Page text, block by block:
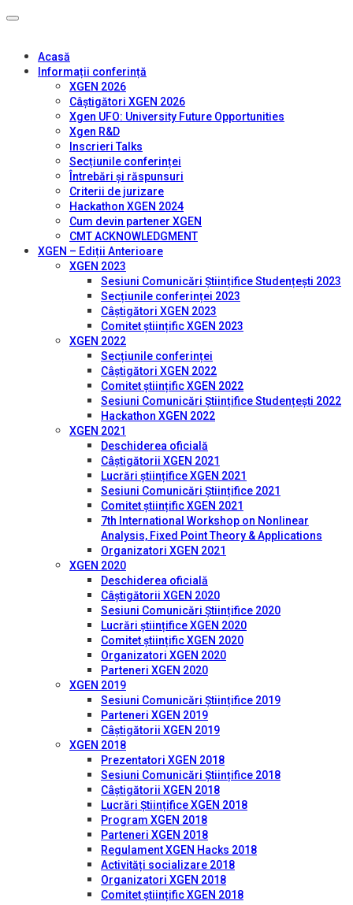
Acasă
Informații conferință
XGEN 2026
Câștigători XGEN 2026
Xgen UFO: University Future Opportunities
Xgen R&D
Inscrieri Talks
Secțiunile conferinței
Întrebări și răspunsuri
Criterii de jurizare
Hackathon XGEN 2024
Cum devin partener XGEN
CMT ACKNOWLEDGMENT
XGEN – Ediții Anterioare
XGEN 2023
Sesiuni Comunicări Științifice Studențești 2023
Secțiunile conferinței 2023
Câștigători XGEN 2023
Comitet științific XGEN 2023
XGEN 2022
Secțiunile conferinței
Câștigători XGEN 2022
Comitet științific XGEN 2022
Sesiuni Comunicări Științifice Studențești 2022
Hackathon XGEN 2022
XGEN 2021
Deschiderea oficială
Câștigătorii XGEN 2021
Lucrări științifice XGEN 2021
Sesiuni Comunicări Științifice 2021
Comitet științific XGEN 2021
7th International Workshop on Nonlinear
Analysis, Fixed Point Theory & Applications
Organizatori XGEN 2021
XGEN 2020
Deschiderea oficială
Câștigătorii XGEN 2020
Sesiuni Comunicări Științifice 2020
Lucrări științifice XGEN 2020
Comitet științific XGEN 2020
Organizatori XGEN 2020
Parteneri XGEN 2020
XGEN 2019
Sesiuni Comunicări Științifice 2019
Parteneri XGEN 2019
Câștigătorii XGEN 2019
XGEN 2018
Prezentatori XGEN 2018
Sesiuni Comunicări Științifice 2018
Câștigătorii XGEN 2018
Lucrări Științifice XGEN 2018
Program XGEN 2018
Parteneri XGEN 2018
Regulament XGEN Hacks 2018
Activități socializare 2018
Organizatori XGEN 2018
Comitet științific XGEN 2018